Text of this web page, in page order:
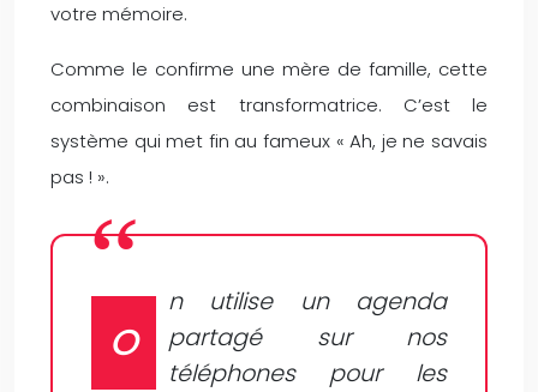
votre mémoire.
Comme le confirme une mère de famille, cette
combinaison est transformatrice. C’est le
système qui met fin au fameux « Ah, je ne savais
pas ! ».
O
n utilise un agenda
partagé sur nos
téléphones pour les